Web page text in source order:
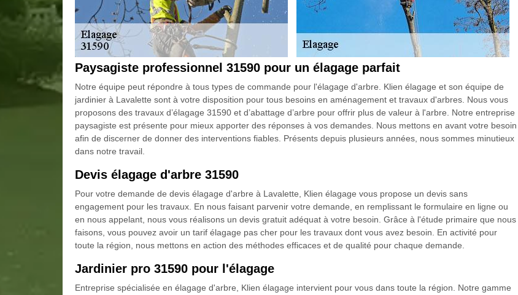
Paysagiste professionnel 31590 pour un élagage parfait
Notre équipe peut répondre à tous types de commande pour l'élagage d'arbre. Klien élagage et son équipe de
jardinier à Lavalette sont à votre disposition pour tous besoins en aménagement et travaux d'arbres. Nous vous
proposons des travaux d’élagage 31590 et d’abattage d’arbre pour offrir plus de valeur à l'arbre. Notre entreprise
paysagiste est présente pour mieux apporter des réponses à vos demandes. Nous mettons en avant votre besoin
afin de discerner de donner des interventions fiables. Présents depuis plusieurs années, nous sommes minutieux
dans notre travail.
Devis élagage d'arbre 31590
Pour votre demande de devis élagage d'arbre à Lavalette, Klien élagage vous propose un devis sans
engagement pour les travaux. En nous faisant parvenir votre demande, en remplissant le formulaire en ligne ou
en nous appelant, nous vous réalisons un devis gratuit adéquat à votre besoin. Grâce à l'étude primaire que nous
faisons, vous pouvez avoir un tarif élagage pas cher pour les travaux dont vous avez besoin. En activité pour
toute la région, nous mettons en action des méthodes efficaces et de qualité pour chaque demande.
Jardinier pro 31590 pour l'élagage
Entreprise spécialisée en élagage d'arbre, Klien élagage intervient pour vous dans toute la région. Notre gamme